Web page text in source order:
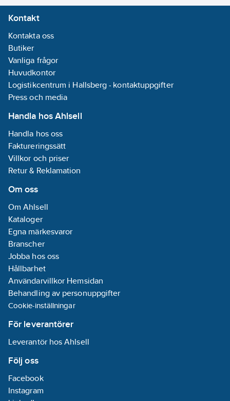
Kontakt
Kontakta oss
Butiker
Vanliga frågor
Huvudkontor
Logistikcentrum i Hallsberg - kontaktuppgifter
Press och media
Handla hos Ahlsell
Handla hos oss
Faktureringssätt
Villkor och priser
Retur & Reklamation
Om oss
Om Ahlsell
Kataloger
Egna märkesvaror
Branscher
Jobba hos oss
Hållbarhet
Användarvillkor Hemsidan
Behandling av personuppgifter
Cookie-inställningar
För leverantörer
Leverantör hos Ahlsell
Följ oss
Facebook
Instagram